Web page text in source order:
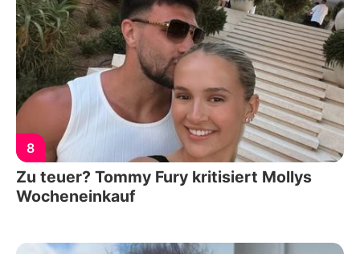
8
Zu teuer? Tommy Fury kritisiert Mollys
Wocheneinkauf